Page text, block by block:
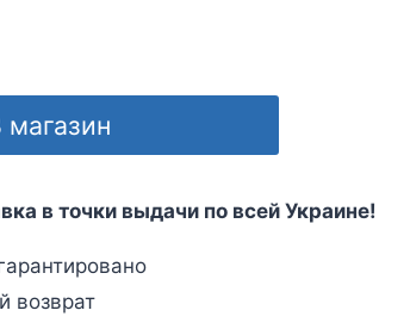
магазин
в точки выдачи по всей Украине!
возврат